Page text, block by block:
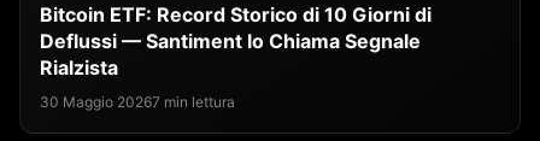
Bitcoin ETF: Record Storico di 10 Giorni di
Deflussi — Santiment lo Chiama Segnale
Rialzista
30 Maggio 20267 min lettura